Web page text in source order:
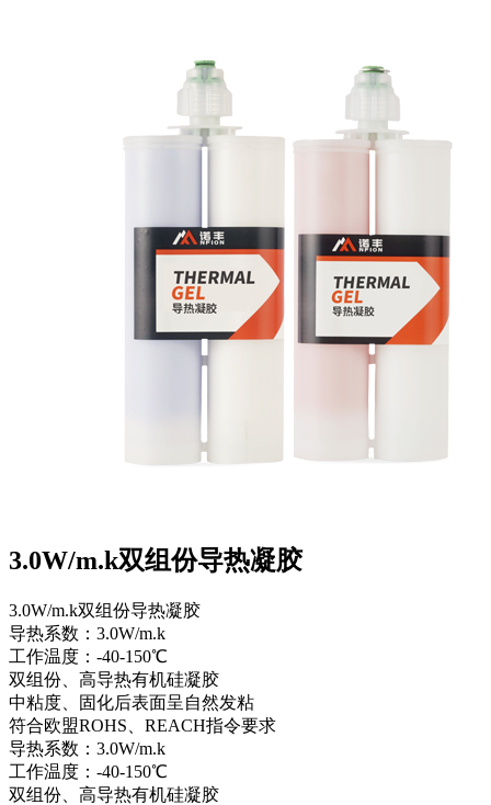
3.0W/m.k双组份导热凝胶
3.0W/m.k双组份导热凝胶
导热系数：3.0W/m.k
工作温度：-40-150℃
双组份、高导热有机硅凝胶
中粘度、固化后表面呈自然发粘
符合欧盟ROHS、REACH指令要求
导热系数：3.0W/m.k
工作温度：-40-150℃
双组份、高导热有机硅凝胶